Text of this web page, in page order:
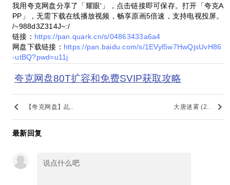
我用夸克网盘分享了「耀眼'」，点击链接即可保存。打开「夸克A
PP」，无需下载在线播放视频，畅享原画5倍速，支持电视投屏。
/~988d3Z314J~:/
链接： https://pan.quark.cn/s/04863433a6a4
网盘下载链接： https://pan.baidu.com/s/1EVyl5w7HwQjsUvH86
-utBQ?pwd=u11j
夸克网盘80T扩容和免费SVIP获取攻略
keyboard_arrow_left 【夸克网盘】乩.. 大唐迷雾 (2.. keyboard_arrow_right
最新回复